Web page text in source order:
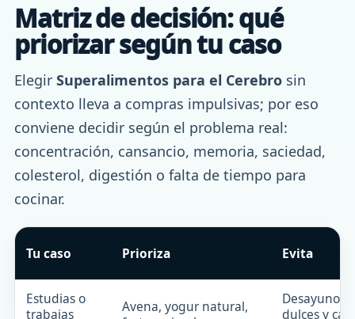
Matriz de decisión: qué
priorizar según tu caso
Elegir Superalimentos para el Cerebro sin
contexto lleva a compras impulsivas; por eso
conviene decidir según el problema real:
concentración, cansancio, memoria, saciedad,
colesterol, digestión o falta de tiempo para
cocinar.
Tu caso Prioriza Evita
Estudias o
trabajas
Avena, yogur natural,
Desayunos
dulces y